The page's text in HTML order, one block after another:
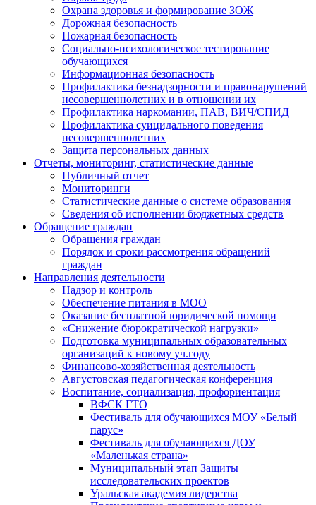
Охрана здоровья и формирование ЗОЖ
Дорожная безопасность
Пожарная безопасность
Социально-психологическое тестирование
обучающихся
Информационная безопасность
Профилактика безнадзорности и правонарушений
несовершеннолетних и в отношении их
Профилактика наркомании, ПАВ, ВИЧ/СПИД
Профилактика суицидального поведения
несовершеннолетних
Защита персональных данных
Отчеты, мониторинг, статистические данные
Публичный отчет
Мониторинги
Статистические данные о системе образования
Сведения об исполнении бюджетных средств
Обращение граждан
Обращения граждан
Порядок и сроки рассмотрения обращений
граждан
Направления деятельности
Надзор и контроль
Обеспечение питания в МОО
Оказание бесплатной юридической помощи
«Снижение бюрократической нагрузки»
Подготовка муниципальных образовательных
организаций к новому уч.году
Финансово-хозяйственная деятельность
Августовская педагогическая конференция
Воспитание, социализация, профориентация
ВФСК ГТО
Фестиваль для обучающихся МОУ «Белый
парус»
Фестиваль для обучающихся ДОУ
«Маленькая страна»
Муниципальный этап Защиты
исследовательских проектов
Уральская академия лидерства